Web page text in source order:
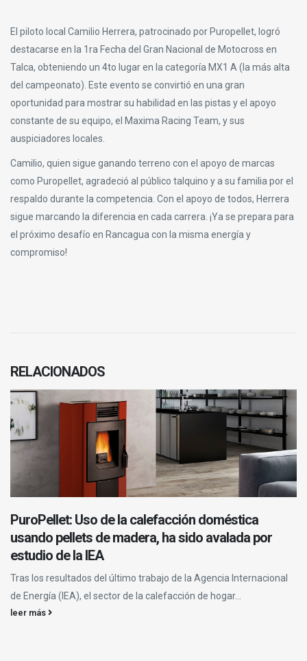
El piloto local Camilio Herrera, patrocinado por Puropellet, logró
destacarse en la 1ra Fecha del Gran Nacional de Motocross en
Talca, obteniendo un 4to lugar en la categoría MX1 A (la más alta
del campeonato). Este evento se convirtió en una gran
oportunidad para mostrar su habilidad en las pistas y el apoyo
constante de su equipo, el Maxima Racing Team, y sus
auspiciadores locales.
Camilio, quien sigue ganando terreno con el apoyo de marcas
como Puropellet, agradeció al público talquino y a su familia por el
respaldo durante la competencia. Con el apoyo de todos, Herrera
sigue marcando la diferencia en cada carrera. ¡Ya se prepara para
el próximo desafío en Rancagua con la misma energía y
compromiso!
RELACIONADOS
PuroPellet: Uso de la calefacción doméstica
usando pellets de madera, ha sido avalada por
estudio de la IEA
Tras los resultados del último trabajo de la Agencia Internacional
de Energía (IEA), el sector de la calefacción de hogar...
leer más